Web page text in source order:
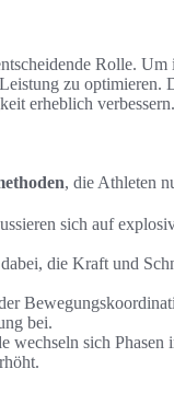
Rolle.
zu optimieren.
erheblich verbessern.
, die Athleten
sich auf
die Kraft und
bei.
wechseln sich